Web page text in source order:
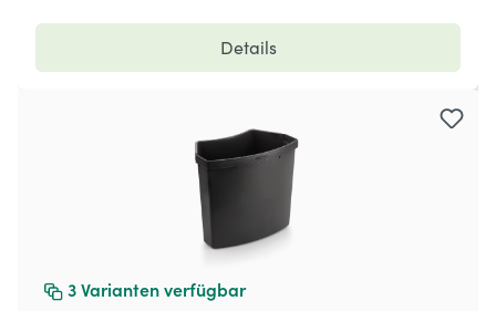
Details
3 Varianten verfügbar